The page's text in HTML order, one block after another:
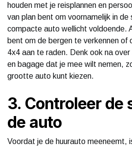
houden met je reisplannen en
van plan bent om voornamelijk in
compacte auto wellicht voldoende.
bent om de bergen te verkennen of
4x4 aan te raden. Denk ook na
en bagage dat je mee wilt nemen,
grootte auto kunt kiezen.
3. Controleer de
de auto
Voordat je de huurauto meeneemt,